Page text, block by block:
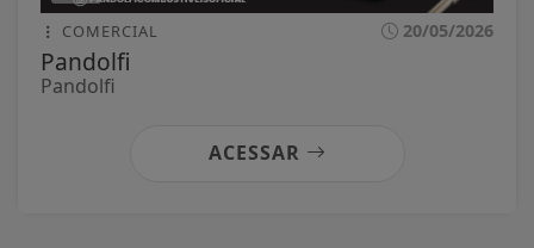
COMERCIAL 20/05/2026
Pandolfi
Pandolfi
ACESSAR